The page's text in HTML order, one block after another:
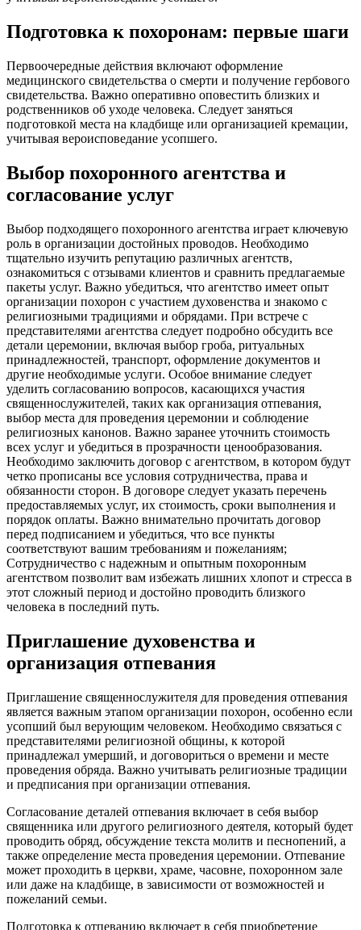
Подготовка к похоронам: первые шаги
Первоочередные действия включают оформление
медицинского свидетельства о смерти и получение гербового
свидетельства. Важно оперативно оповестить близких и
родственников об уходе человека. Следует заняться
подготовкой места на кладбище или организацией кремации,
учитывая вероисповедание усопшего.
Выбор похоронного агентства и
согласование услуг
Выбор подходящего похоронного агентства играет ключевую
роль в организации достойных проводов. Необходимо
тщательно изучить репутацию различных агентств,
ознакомиться с отзывами клиентов и сравнить предлагаемые
пакеты услуг. Важно убедиться, что агентство имеет опыт
организации похорон с участием духовенства и знакомо с
религиозными традициями и обрядами. При встрече с
представителями агентства следует подробно обсудить все
детали церемонии, включая выбор гроба, ритуальных
принадлежностей, транспорт, оформление документов и
другие необходимые услуги. Особое внимание следует
уделить согласованию вопросов, касающихся участия
священнослужителей, таких как организация отпевания,
выбор места для проведения церемонии и соблюдение
религиозных канонов. Важно заранее уточнить стоимость
всех услуг и убедиться в прозрачности ценообразования.
Необходимо заключить договор с агентством, в котором будут
четко прописаны все условия сотрудничества, права и
обязанности сторон. В договоре следует указать перечень
предоставляемых услуг, их стоимость, сроки выполнения и
порядок оплаты. Важно внимательно прочитать договор
перед подписанием и убедиться, что все пункты
соответствуют вашим требованиям и пожеланиям;
Сотрудничество с надежным и опытным похоронным
агентством позволит вам избежать лишних хлопот и стресса в
этот сложный период и достойно проводить близкого
человека в последний путь.
Приглашение духовенства и
организация отпевания
Приглашение священнослужителя для проведения отпевания
является важным этапом организации похорон, особенно если
усопший был верующим человеком. Необходимо связаться с
представителями религиозной общины, к которой
принадлежал умерший, и договориться о времени и месте
проведения обряда. Важно учитывать религиозные традиции
и предписания при организации отпевания.
Согласование деталей отпевания включает в себя выбор
священника или другого религиозного деятеля, который будет
проводить обряд, обсуждение текста молитв и песнопений, а
также определение места проведения церемонии. Отпевание
может проходить в церкви, храме, часовне, похоронном зале
или даже на кладбище, в зависимости от возможностей и
пожеланий семьи.
Подготовка к отпеванию включает в себя приобретение